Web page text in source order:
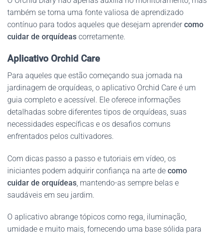
também se torna uma fonte valiosa de aprendizado
contínuo para todos aqueles que desejam aprendercomo
cuidar de orquídeas corretamente.
Aplicativo Orchid Care
Para aqueles que estão começando sua jornada na
jardinagem de orquídeas, o aplicativo Orchid Care é um
guia completo e acessível. Ele oferece informações
detalhadas sobre diferentes tipos de orquídeas, suas
necessidades específicas e os desafios comuns
enfrentados pelos cultivadores.
Com dicas passo a passo e tutoriais em vídeo, os
iniciantes podem adquirir confiança na arte de como
cuidar de orquídeas , mantendo-as sempre belas e
saudáveis em seu jardim.
O aplicativo abrange tópicos como rega, iluminação,
umidade e muito mais, fornecendo uma base sólida para